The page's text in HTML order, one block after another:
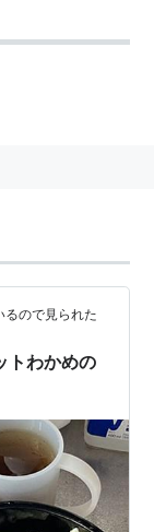
るので見られた
トわかめの